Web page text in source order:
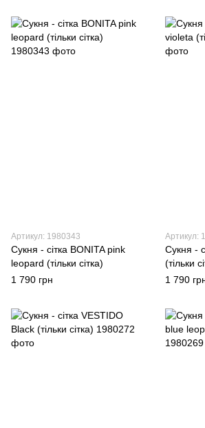
Артикул: 1980343
Сукня - сітка BONITA pink
leopard (тільки сітка)
1 790 грн
Артикул:
Сукня -
(тільки
1 790